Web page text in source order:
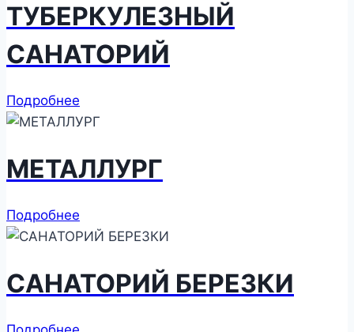
ТУБЕРКУЛЕЗНЫЙ
САНАТОРИЙ
Подробнее
МЕТАЛЛУРГ
Подробнее
САНАТОРИЙ БЕРЕЗКИ